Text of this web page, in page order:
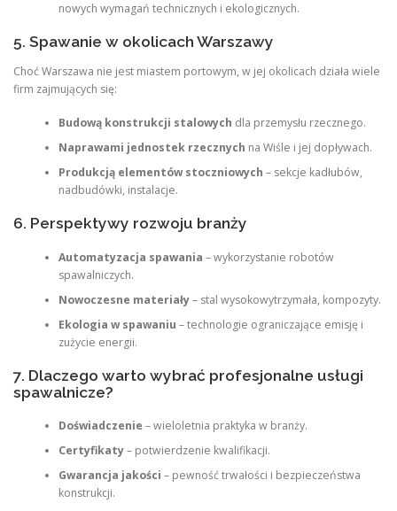
nowych wymagań technicznych i ekologicznych.
5. Spawanie w okolicach Warszawy
Choć Warszawa nie jest miastem portowym, w jej okolicach działa wiele
firm zajmujących się:
Budową konstrukcji stalowych dla przemysłu rzecznego.
Naprawami jednostek rzecznych na Wiśle i jej dopływach.
Produkcją elementów stoczniowych – sekcje kadłubów,
nadbudówki, instalacje.
6. Perspektywy rozwoju branży
Automatyzacja spawania – wykorzystanie robotów
spawalniczych.
Nowoczesne materiały– stal wysokowytrzymała, kompozyty.
Ekologia w spawaniu – technologie ograniczające emisję i
zużycie energii.
7. Dlaczego warto wybrać profesjonalne usługi
spawalnicze?
Doświadczenie – wieloletnia praktyka w branży.
Certyfikaty– potwierdzenie kwalifikacji.
Gwarancja jakości – pewność trwałości i bezpieczeństwa
konstrukcji.